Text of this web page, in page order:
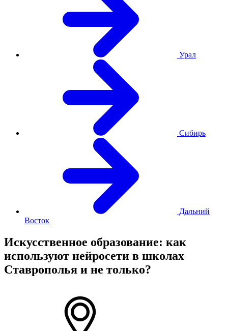
Урал
Сибирь
Дальний
Восток
Искусственное образование: как
используют нейросети в школах
Ставрополья и не только?